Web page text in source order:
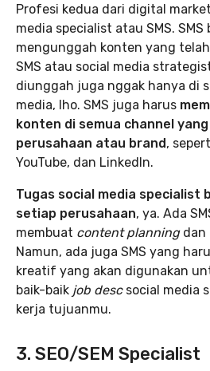
Profesi kedua dari digital
media specialist atau SMS. SMS
mengunggah konten yang
SMS atau social media
diunggah juga nggak hanya di
media, lho. SMS juga harus
konten di semua channel
perusahaan atau brand,
YouTube, dan LinkedIn.
Tugas social media specialist
setiap perusahaan, ya. Ada
membuat content planningdan
Namun, ada juga SMS yang
kreatif yang akan digunakan
baik-baik job descsocial media
kerja tujuanmu.
3. SEO/SEM Specialist